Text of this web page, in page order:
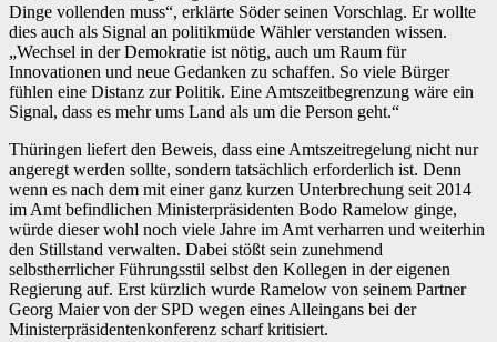
Dinge vollenden muss“, erklärte Söder seinen Vorschlag. Er wollte
dies auch als Signal an politikmüde Wähler verstanden wissen.
„Wechsel in der Demokratie ist nötig, auch um Raum für
Innovationen und neue Gedanken zu schaffen. So viele Bürger
fühlen eine Distanz zur Politik. Eine Amtszeitbegrenzung wäre ein
Signal, dass es mehr ums Land als um die Person geht.“
Thüringen liefert den Beweis, dass eine Amtszeitregelung nicht nur
angeregt werden sollte, sondern tatsächlich erforderlich ist. Denn
wenn es nach dem mit einer ganz kurzen Unterbrechung seit 2014
im Amt befindlichen Ministerpräsidenten Bodo Ramelow ginge,
würde dieser wohl noch viele Jahre im Amt verharren und weiterhin
den Stillstand verwalten. Dabei stößt sein zunehmend
selbstherrlicher Führungsstil selbst den Kollegen in der eigenen
Regierung auf. Erst kürzlich wurde Ramelow von seinem Partner
Georg Maier von der SPD wegen eines Alleingans bei der
Ministerpräsidentenkonferenz scharf kritisiert.